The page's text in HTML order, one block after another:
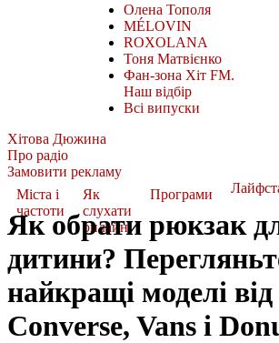
Олена Тополя
MÉLOVIN
ROXOLANA
Тоня Матвієнко
Фан-зона Хіт FM.
Наш відбір
Всі випуски
Хітова Дюжина
Про радіо
Замовити рекламу
Міста і
частоти
Як
слухати
онлайн
Програми
Як обрати рюкзак
дитини?
найкращі моделі від
Converse, Vans і